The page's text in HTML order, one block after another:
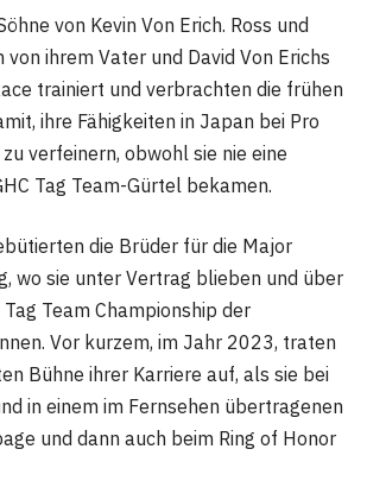
von Kevin Von Erich. Ross und
ihrem Vater und David Von Erichs
trainiert und verbrachten die frühen
ihre Fähigkeiten in Japan bei Pro
verfeinern, obwohl sie nie eine
Tag Team-Gürtel bekamen.
die Brüder für die Major
wo sie unter Vertrag blieben und über
Team Championship der
Vor kurzem, im Jahr 2023, traten
Bühne ihrer Karriere auf, als sie bei
in einem im Fernsehen übertragenen
und dann auch beim Ring of Honor